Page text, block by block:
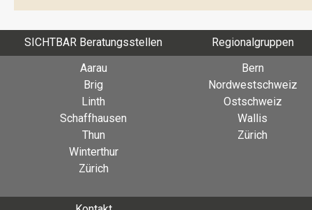
SICHTBAR Beratungsstellen
Aarau
Brig
Linth
Schaffhausen
Thun
Winterthur
Zürich
Regionalgruppen
Bern
Nordwestschweiz
Ostschweiz
Wallis
Zürich